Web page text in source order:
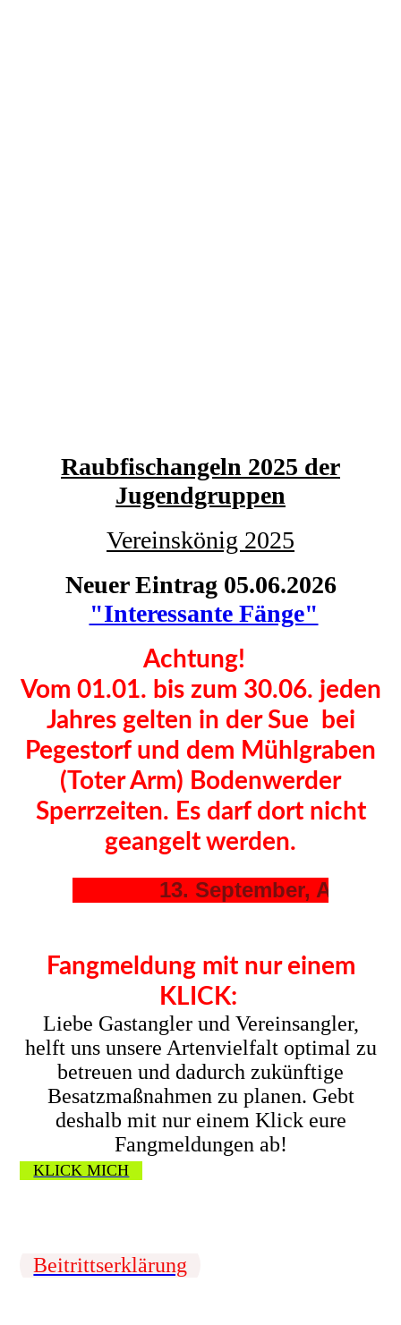
Raubfischangeln 2025 der
Jugendgruppen
Vereinskönig 2025
Neuer Eintrag 05.06.2026
"Interessante Fänge"
Achtung!
Vom 01.01. bis zum 30.06. jeden
Jahres gelten in der Sue bei
Pegestorf und dem Mühlgraben
(Toter Arm) Bodenwerder
Sperrzeiten. Es darf dort nicht
geangelt werden.
Fangmeldung mit nur einem
KLICK:
Liebe Gastangler und Vereinsangler,
helft uns unsere Artenvielfalt optimal zu
betreuen und dadurch zukünftige
Besatzmaßnahmen zu planen. Gebt
deshalb mit nur einem Klick eure
Fangmeldungen ab!
KLICK MICH
Beitrittserklärung